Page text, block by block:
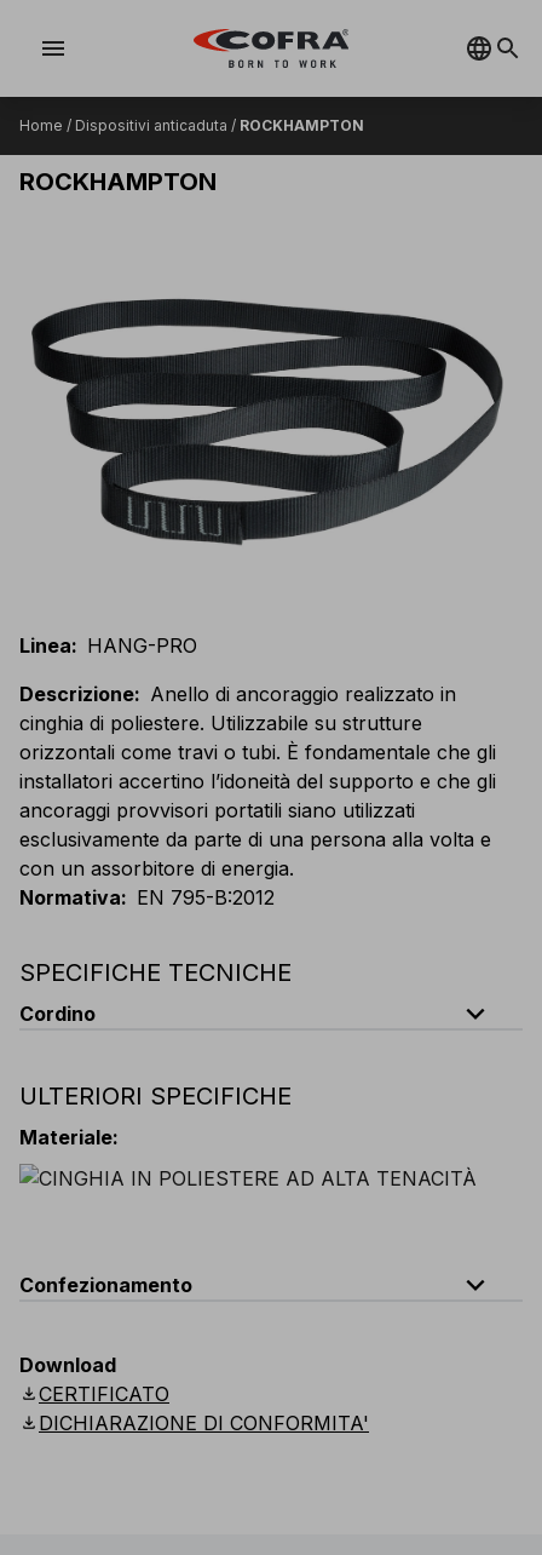
menu
Home / Dispositivi anticaduta / ROCKHAMPTON
ROCKHAMPTON
Linea: HANG-PRO
Descrizione: Anello di ancoraggio realizzato in
cinghia di poliestere. Utilizzabile su strutture
orizzontali come travi o tubi. È fondamentale che gli
installatori accertino l’idoneità del supporto e che gli
ancoraggi provvisori portatili siano utilizzati
esclusivamente da parte di una persona alla volta e
con un assorbitore di energia.
Normativa: EN 795-B:2012
SPECIFICHE TECNICHE
Cordino expand_less
Larghezza: 30 mm
Materiale:
ULTERIORI SPECIFICHE
Materiale:
Confezionamento expand_less
ROCKHAMPTON
A050-B101
busta da
Download
downloadCERTIFICATO
download DICHIARAZIONE DI CONFORMITA'